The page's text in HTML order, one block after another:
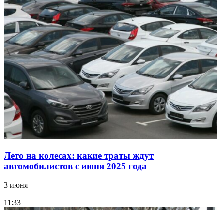
Лето на колесах: какие траты ждут
автомобилистов с июня 2025 года
3 июня
11:33